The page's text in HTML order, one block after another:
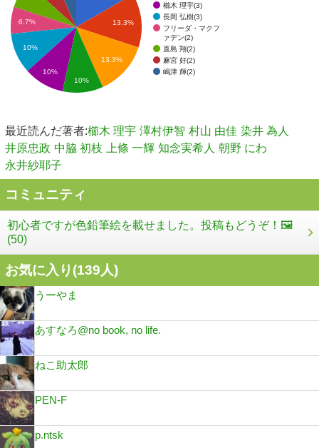
櫛木 理宇(3)
長岡 弘樹(3)
フリーダ・マクフ
ァデン(2)
直島 翔(2)
麻宮 好(2)
嶋津 輝(2)
13.3%
13.3%
6.7%
10%
10%
10%
最近読んだ著者:櫛木 理宇 澤村伊智 村山 由佳 染井 為人
井原忠政 中脇 初枝 上條 一輝 知念実希人 朝野 にわ
永井紗耶子
コミュニティ
初心者ですが色鉛筆絵を載せました。投稿もどうぞ！🖼️
(50)
お気に入り(139人)
うーやま
あすなろ@no book, no life.
ねこ助太郎
PEN-F
p.ntsk